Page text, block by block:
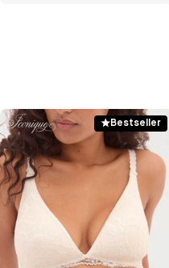
Bestseller